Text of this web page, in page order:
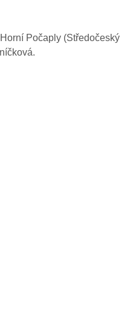
Počaply (Středočeský